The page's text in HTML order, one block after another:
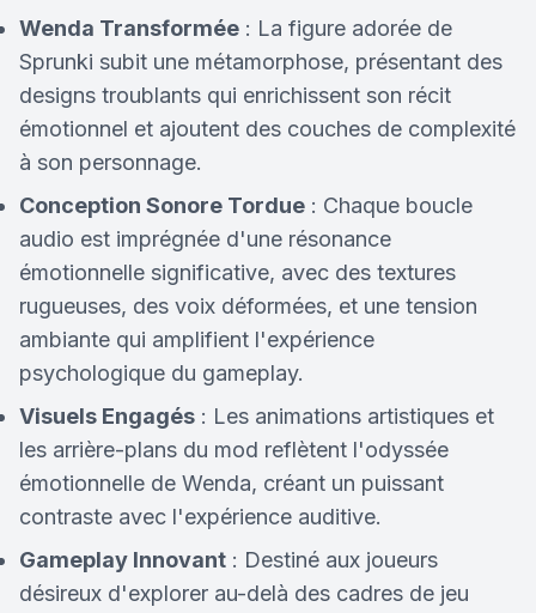
Wenda Transformée : La figure adorée de
Sprunki subit une métamorphose, présentant des
designs troublants qui enrichissent son récit
émotionnel et ajoutent des couches de complexité
à son personnage.
Conception Sonore Tordue : Chaque boucle
audio est imprégnée d'une résonance
émotionnelle significative, avec des textures
rugueuses, des voix déformées, et une tension
ambiante qui amplifient l'expérience
psychologique du gameplay.
Visuels Engagés : Les animations artistiques et
les arrière-plans du mod reflètent l'odyssée
émotionnelle de Wenda, créant un puissant
contraste avec l'expérience auditive.
Gameplay Innovant : Destiné aux joueurs
désireux d'explorer au-delà des cadres de jeu